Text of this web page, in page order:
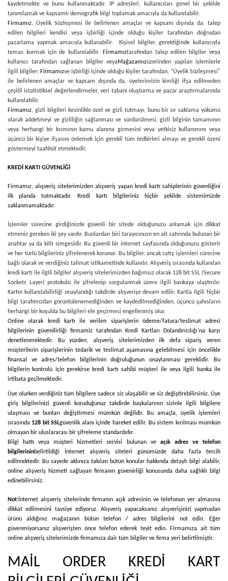
kaydetmekte ve bunu kullanmaktadır. IP adresleri, kullanıcıları genel bir şekilde
tanımlamak ve kapsamlı demografik bilgi toplamak amacıyla da kullanılabilir.
Firmamız, Üyelik Sözleşmesi ile belirlenen amaçlar ve kapsam dışında da, talep
edilen bilgileri kendisi veya işbirliği içinde olduğu kişiler tarafından doğrudan
pazarlama yapmak amacıyla kullanabilir. Kişisel bilgiler, gerektiğinde kullanıcıyla
temas kurmak için de kullanılabilir. Firmamıztarafından talep edilen bilgiler veya
kullanıcı tarafından sağlanan bilgiler veya Mağazamızüzerinden yapılan işlemlerle
ilgili bilgiler; Firmamızve işbirliği içinde olduğu kişiler tarafından, "Üyelik Sözleşmesi"
ile belirlenen amaçlar ve kapsam dışında da, üyelerimizin kimliği ifşa edilmeden
çeşitli istatistiksel değerlendirmeler, veri tabanı oluşturma ve pazar araştırmalarında
kullanılabilir.
Firmamız, gizli bilgileri kesinlikle özel ve gizli tutmayı, bunu bir sır saklama yükümü
olarak addetmeyi ve gizliliğin sağlanması ve sürdürülmesi, gizli bilginin tamamının
veya herhangi bir kısmının kamu alanına girmesini veya yetkisiz kullanımını veya
üçüncü bir kişiye ifşasını önlemek için gerekli tüm tedbirleri almayı ve gerekli özeni
göstermeyi taahhüt etmektedir.
KREDİ KARTI GÜVENLİĞİ
Firmamız, alışveriş sitelerimizden alışveriş yapan kredi kartı sahiplerinin güvenliğini
ilk planda tutmaktadır. Kredi kartı bilgileriniz hiçbir şekilde sistemimizde
saklanmamaktadır.
İşlemler sürecine girdiğinizde güvenli bir sitede olduğunuzu anlamak için dikkat
etmeniz gereken iki şey vardır. Bunlardan biri tarayıcınızın en alt satırında bulunan bir
anahtar ya da kilit simgesidir. Bu güvenli bir internet sayfasında olduğunuzu gösterir
ve her türlü bilgileriniz şifrelenerek korunur. Bu bilgiler, ancak satış işlemleri sürecine
bağlı olarak ve verdiğiniz talimat istikametinde kullanılır. Alışveriş sırasında kullanılan
kredi kartı ile ilgili bilgiler alışveriş sitelerimizden bağımsız olarak 128 bit SSL (Secure
Sockets Layer) protokolü ile şifrelenip sorgulanmak üzere ilgili bankaya ulaştırılır.
Kartın kullanılabilirliği onaylandığı takdirde alışverişe devam edilir. Kartla ilgili hiçbir
bilgi tarafımızdan görüntülenemediğinden ve kaydedilmediğinden, üçüncü şahısların
herhangi bir koşulda bu bilgileri ele geçirmesi engellenmiş olur.
Online olarak kredi kartı ile verilen siparişlerin ödeme/fatura/teslimat adresi
bilgilerinin güvenilirliği firmamiz tarafından Kredi Kartları Dolandırıcılığı'na karşı
denetlenmektedir. Bu yüzden, alışveriş sitelerimizden ilk defa sipariş veren
müşterilerin siparişlerinin tedarik ve teslimat aşamasına gelebilmesi için öncelikle
finansal ve adres/telefon bilgilerinin doğruluğunun onaylanması gereklidir. Bu
bilgilerin kontrolü için gerekirse kredi kartı sahibi müşteri ile veya ilgili banka ile
irtibata geçilmektedir.
Üye olurken verdiğiniz tüm bilgilere sadece siz ulaşabilir ve siz değiştirebilirsiniz. Üye
giriş bilgilerinizi güvenli koruduğunuz takdirde başkalarının sizinle ilgili bilgilere
ulaşması ve bunları değiştirmesi mümkün değildir. Bu amaçla, üyelik işlemleri
sırasında 128 bit SSLgüvenlik alanı içinde hareket edilir. Bu sistem kırılması mümkün
olmayan bir uluslararası bir şifreleme standardıdır.
Bilgi hattı veya müşteri hizmetleri servisi bulunan ve açık adres ve telefon
bilgilerininbelirtildiği İnternet alışveriş siteleri günümüzde daha fazla tercih
edilmektedir. Bu sayede aklınıza takılan bütün konular hakkında detaylı bilgi alabilir,
online alışveriş hizmeti sağlayan firmanın güvenirliği konusunda daha sağlıklı bilgi
edinebilirsiniz.
Not: İnternet alışveriş sitelerinde firmanın açık adresinin ve telefonun yer almasına
dikkat edilmesini tavsiye ediyoruz. Alışveriş yapacaksanız alışverişinizi yapmadan
ürünü aldığınız mağazanın bütün telefon / adres bilgilerini not edin. Eğer
güvenmiyorsanız alışverişten önce telefon ederek teyit edin. Firmamıza ait tüm
online alışveriş sitelerimizde firmamıza dair tüm bilgiler ve firma yeri belirtilmiştir.
MAİL ORDER KREDİ KART